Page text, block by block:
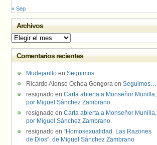
« Sep
Archivos
Archivos
Comentarios recientes
Mudejarillo en Seguimos…
Ricardo Alonso Ochoa Gongora en Seguimos…
resignado en Carta abierta a Monseñor Munilla,
por Miguel Sánchez Zambrano.
resignado en Carta abierta a Monseñor Munilla,
por Miguel Sánchez Zambrano.
resignado en “Homosexualidad. Las Razones
de Dios”, de Miguel Sánchez Zambrano